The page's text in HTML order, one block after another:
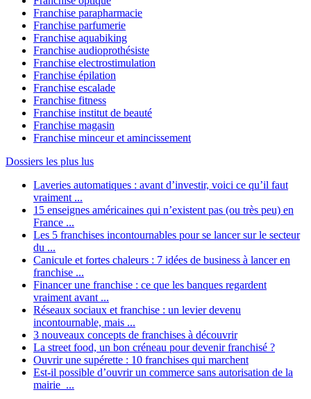
Franchise parapharmacie
Franchise parfumerie
Franchise aquabiking
Franchise audioprothésiste
Franchise electrostimulation
Franchise épilation
Franchise escalade
Franchise fitness
Franchise institut de beauté
Franchise magasin
Franchise minceur et amincissement
Dossiers les plus lus
Laveries automatiques : avant d’investir, voici ce qu’il faut
vraiment ...
15 enseignes américaines qui n’existent pas (ou très peu) en
France ...
Les 5 franchises incontournables pour se lancer sur le secteur
du ...
Canicule et fortes chaleurs : 7 idées de business à lancer en
franchise ...
Financer une franchise : ce que les banques regardent
vraiment avant ...
Réseaux sociaux et franchise : un levier devenu
incontournable, mais ...
3 nouveaux concepts de franchises à découvrir
La street food, un bon créneau pour devenir franchisé ?
Ouvrir une supérette : 10 franchises qui marchent
Est-il possible d’ouvrir un commerce sans autorisation de la
mairie ...